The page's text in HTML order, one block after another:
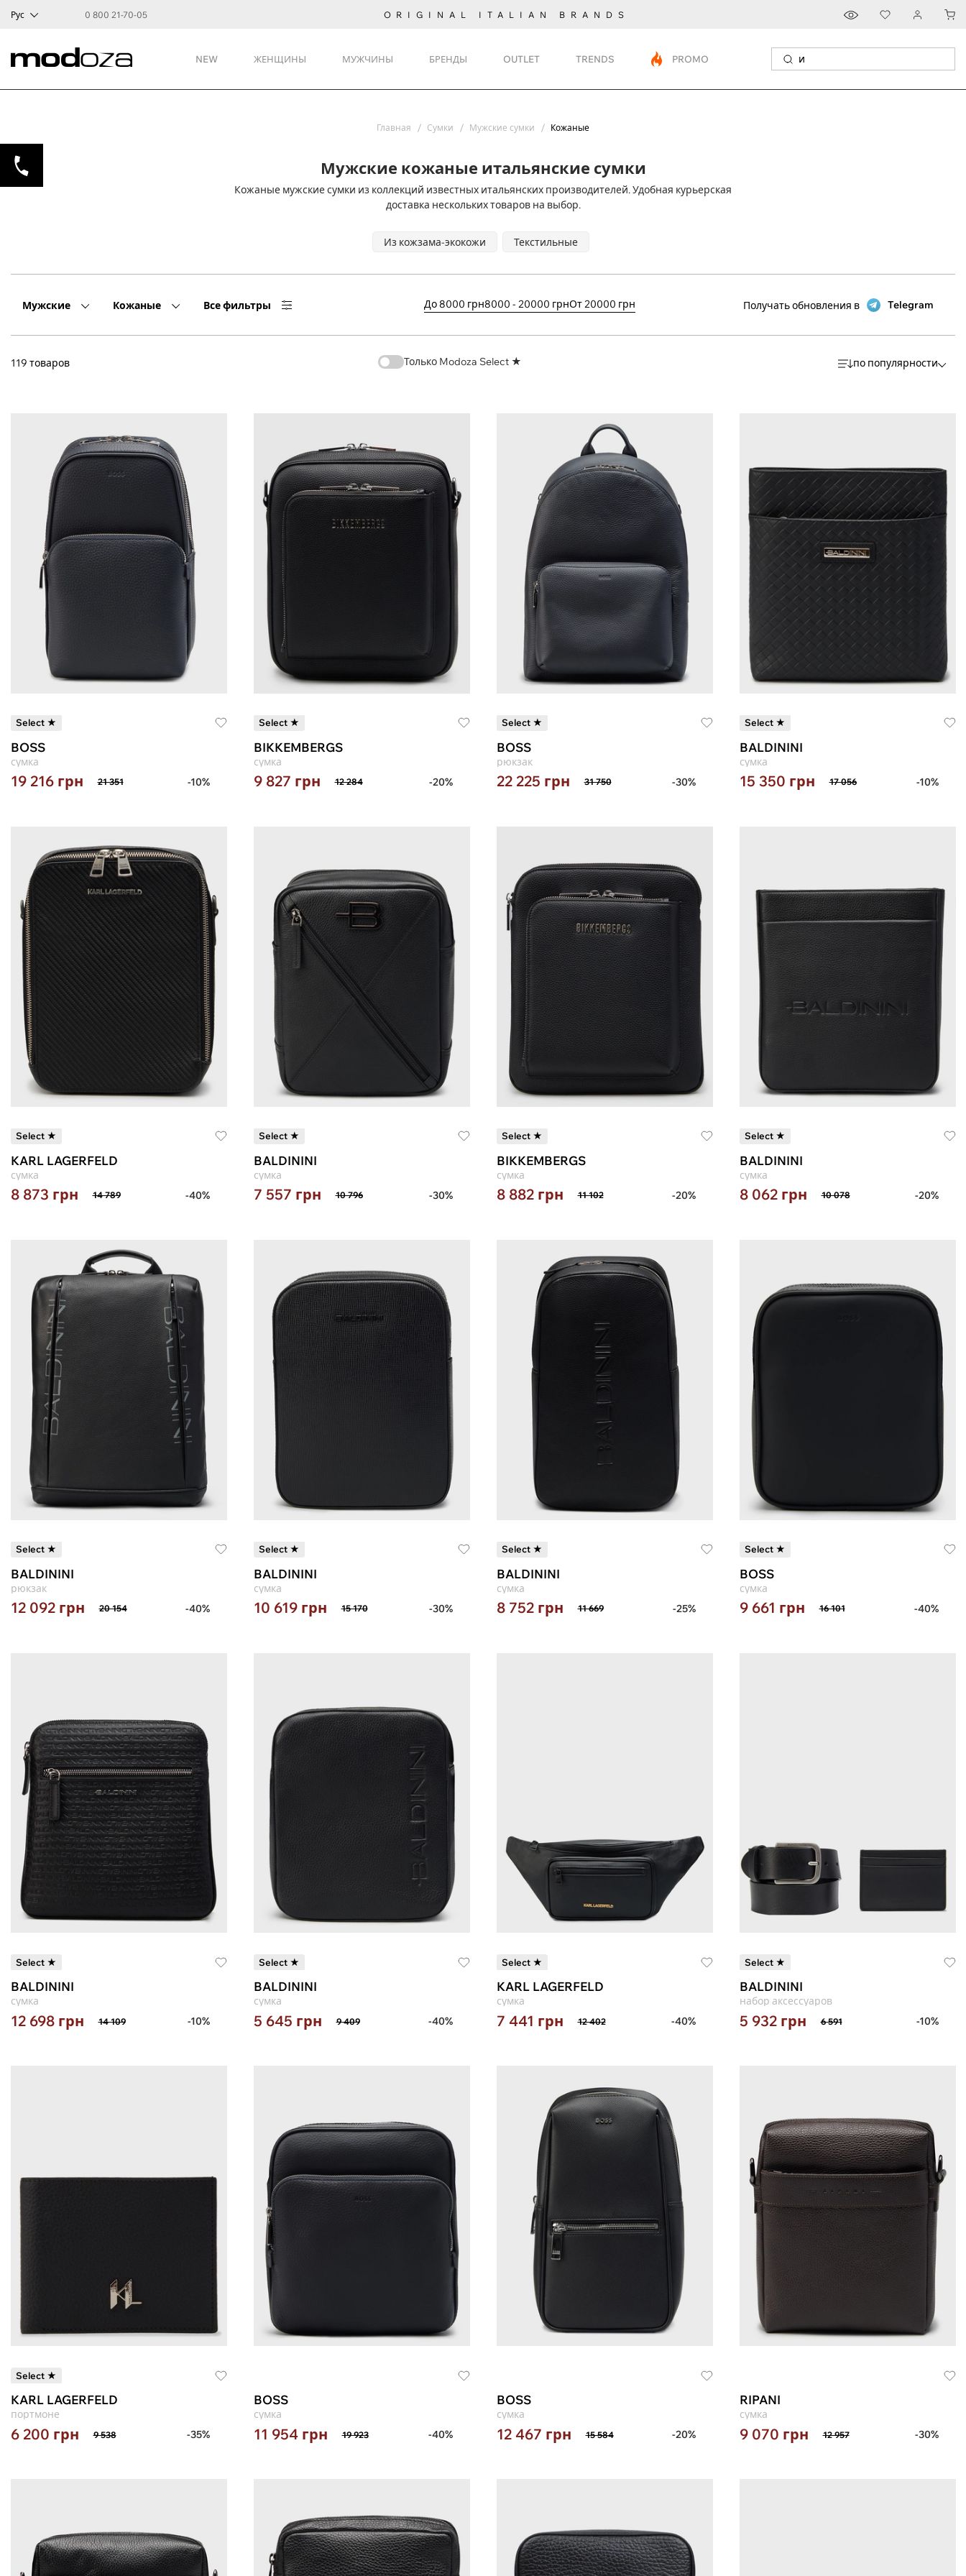
Рус 0 800 21-70-05 ORIGINAL ITALIAN BRANDS
NEW ЖЕНЩИНЫ МУЖЧИНЫ БРЕНДЫ OUTLET TRENDS PROMO
Главная Сумки Мужские сумки Кожаные
Мужские кожаные итальянские сумки
Кожаные мужские сумки из коллекций известных итальянских производителей. Удобная курьерская
доставка нескольких товаров на выбор.
Из кожзама-экокожи Текстильные
Мужские Кожаные Все фильтры До 8000 грн8000 - 20000 грнОт 20000 грн Получать обновления в Telegram
119 товаров Только Modoza Select ★ по популярности
Select ★
BOSS
сумка
19 216 грн 21 351 -10%
Select ★
BIKKEMBERGS
сумка
9 827 грн 12 284 -20%
Select ★
BOSS
рюкзак
22 225 грн 31 750 -30%
Select ★
BALDININI
сумка
15 350 грн 17 056 -10%
Select ★
KARL LAGERFELD
сумка
8 873 грн 14 789 -40%
Select ★
BALDININI
сумка
7 557 грн 10 796 -30%
Select ★
BIKKEMBERGS
сумка
8 882 грн 11 102 -20%
Select ★
BALDININI
сумка
8 062 грн 10 078 -20%
Select ★
BALDININI
рюкзак
12 092 грн 20 154 -40%
Select ★
BALDININI
сумка
10 619 грн 15 170 -30%
Select ★
BALDININI
сумка
8 752 грн 11 669 -25%
Select ★
BOSS
сумка
9 661 грн 16 101 -40%
Select ★
BALDININI
сумка
12 698 грн 14 109 -10%
Select ★
BALDININI
сумка
5 645 грн 9 409 -40%
Select ★
KARL LAGERFELD
сумка
7 441 грн 12 402 -40%
Select ★
BALDININI
набор аксессуаров
5 932 грн 6 591 -10%
Select ★
KARL LAGERFELD
портмоне
6 200 грн 9 538 -35%
BOSS
сумка
11 954 грн 19 923 -40%
BOSS
сумка
12 467 грн 15 584 -20%
RIPANI
сумка
9 070 грн 12 957 -30%